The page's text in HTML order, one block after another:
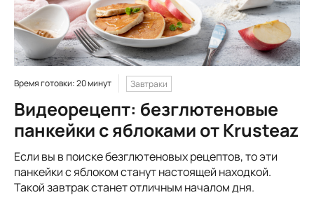
Время готовки: 20 минут Завтраки
Видеорецепт: безглютеновые
панкейки с яблоками от Krusteaz
Если вы в поиске безглютеновых рецептов, то эти
панкейки с яблоком станут настоящей находкой.
Такой завтрак станет отличным началом дня.